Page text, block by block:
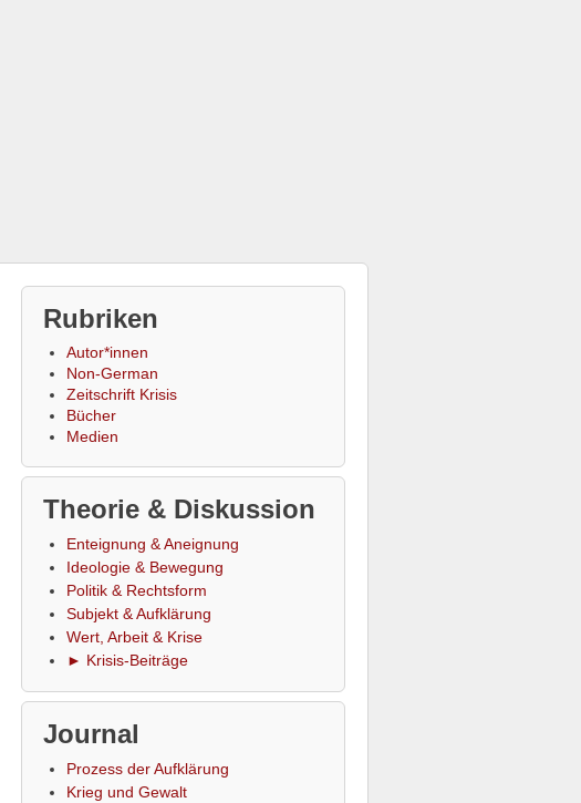
Rubriken
Autor*innen
Non-German
Zeitschrift Krisis
Bücher
Medien
Theorie & Diskussion
Enteignung & Aneignung
Ideologie & Bewegung
Politik & Rechtsform
Subjekt & Aufklärung
Wert, Arbeit & Krise
► Krisis-Beiträge
Journal
Prozess der Aufklärung
Krieg und Gewalt